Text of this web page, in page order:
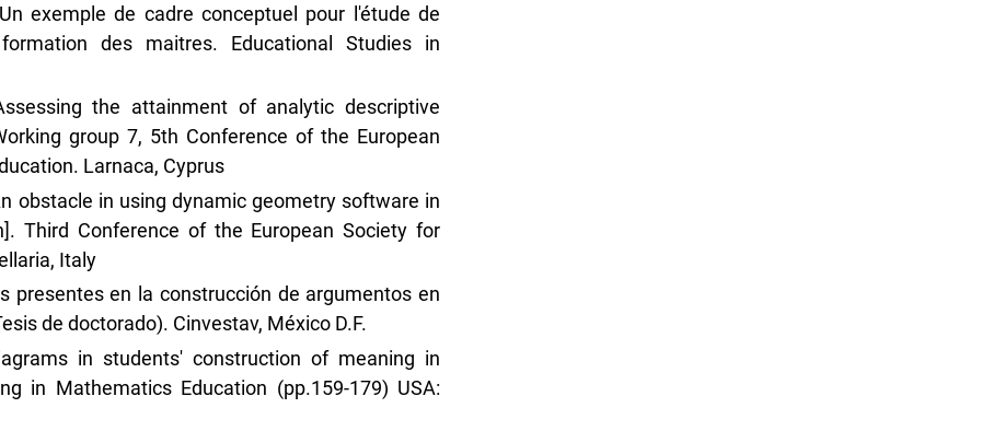
exemple de cadre conceptuel pour l'étude de
des maitres. Educational Studies in
the attainment of analytic descriptive
group 7, 5th Conference of the European
Larnaca, Cyprus
obstacle in using dynamic geometry software in
Third Conference of the European Society for
Italy
presentes en la construcción de argumentos en
de doctorado). Cinvestav, México D.F.
in students' construction of meaning in
in Mathematics Education (pp.159-179) USA: